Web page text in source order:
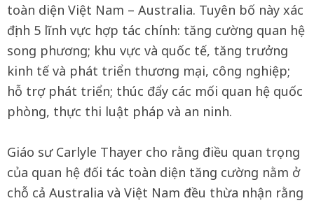
toàn diện Việt Nam – Australia. Tuyên bố này xác
định 5 lĩnh vực hợp tác chính: tăng cường quan hệ
song phương; khu vực và quốc tế, tăng trưởng
kinh tế và phát triển thương mại, công nghiệp;
hỗ trợ phát triển; thúc đẩy các mối quan hệ quốc
phòng, thực thi luật pháp và an ninh.
Giáo sư Carlyle Thayer cho rằng điều quan trọng
của quan hệ đối tác toàn diện tăng cường nằm ở
chỗ cả Australia và Việt Nam đều thừa nhận rằng